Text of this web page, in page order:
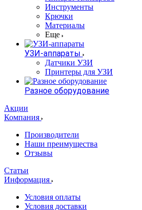
Инструменты
Крючки
Материалы
Еще
УЗИ-аппараты
Датчики УЗИ
Принтеры для УЗИ
Разное оборудование
Акции
Компания
Производители
Наши преимущества
Отзывы
Статьи
Информация
Условия оплаты
Условия доставки